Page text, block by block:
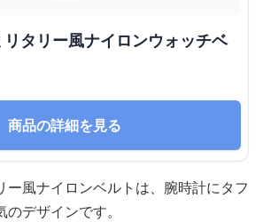
タリー風ナイロンウォッチベ
商品の詳細を見る
風ナイロンベルトは、腕時計にタフ
デザインです。